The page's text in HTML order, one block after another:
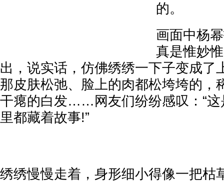
的。
画面中杨
真是惟妙
出，说实话，仿佛绣绣一下子变成了
那皮肤松弛、脸上的肉都松垮垮的，
干瘪的白发……网友们纷纷感叹：“这
里都藏着故事!”
绣绣慢慢走着，身形细小得像一把枯